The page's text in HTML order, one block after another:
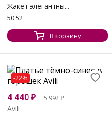
Жакет элегантны...
50 52
В корзину
-22%
4 440₽ 5 992₽
Avili